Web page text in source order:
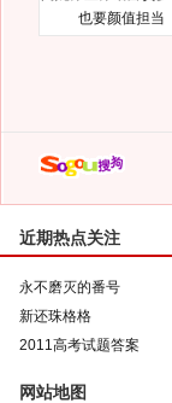
也要颜值担当
近期热点关注
永不磨灭的番号
新还珠格格
2011高考试题答案
网站地图